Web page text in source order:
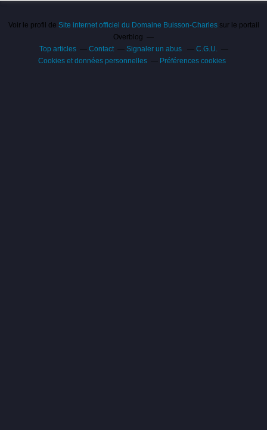
Voir le profil de Site internet officiel du Domaine Buisson-Charlessur le portail
Overblog
Top articles
Contact Signaler un abus
C.G.U.
Cookies et données personnelles
Préférences cookies